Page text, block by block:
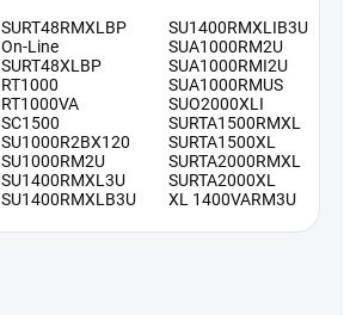
SURT48RMXLBP
On-Line
SURT48XLBP
RT1000
RT1000VA
SC1500
SU1000R2BX120
SU1000RM2U
SU1400RMXL3U
SU1400RMXLB3U
SU1400RMXLIB3U
SUA1000RM2U
SUA1000RMI2U
SUA1000RMUS
SUO2000XLI
SURTA1500RMXL
SURTA1500XL
SURTA2000RMXL
SURTA2000XL
XL 1400VARM3U